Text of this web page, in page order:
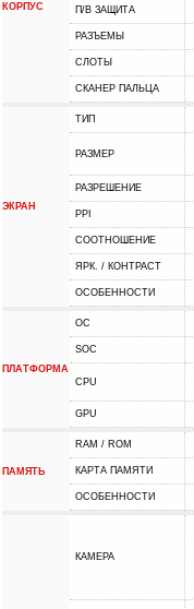
КОРПУС П/В ЗАЩИТА
РАЗЪЕМЫ
СЛОТЫ
СКАНЕР ПАЛЬЦА
ЭКРАН
ТИП
РАЗМЕР
РАЗРЕШЕНИЕ
PPI
СООТНОШЕНИЕ
ЯРК. / КОНТРАСТ
ОСОБЕННОСТИ
ПЛАТФОРМА
ОС
SOC
CPU
GPU
ПАМЯТЬ
RAM / ROM
КАРТА ПАМЯТИ
ОСОБЕННОСТИ
КАМЕРА